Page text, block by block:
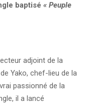
baptisé « Peuple
adjoint de la
Yako, chef-lieu de la
passionné de la
il a lancé